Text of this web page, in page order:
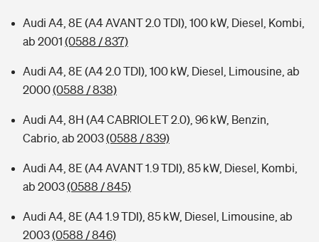
Audi A4, 8E (A4 AVANT 2.0 TDI), 100 kW, Diesel, Kombi,
ab 2001 (0588 / 837)
Audi A4, 8E (A4 2.0 TDI), 100 kW, Diesel, Limousine, ab
2000(0588 / 838)
Audi A4, 8H (A4 CABRIOLET 2.0), 96 kW, Benzin,
Cabrio, ab 2003(0588 / 839)
Audi A4, 8E (A4 AVANT 1.9 TDI), 85 kW, Diesel, Kombi,
ab 2003(0588 / 845)
Audi A4, 8E (A4 1.9 TDI), 85 kW, Diesel, Limousine, ab
2003(0588 / 846)